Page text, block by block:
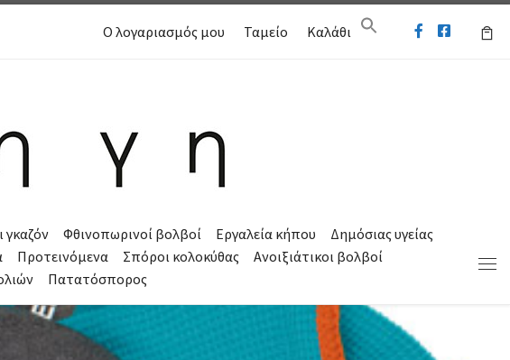
Ο λογαριασμός μου Ταμείο Καλάθι
γκαζόν Φθινοπωρινοί βολβοί Εργαλεία κήπου
Δημόσιας υγείας
Προτεινόμενα Σπόροι κολοκύθας
Ανοιξιάτικοι βολβοί
Πατατόσπορος